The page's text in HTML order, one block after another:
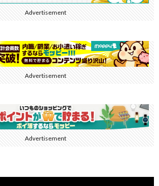
Advertisement
Advertisement
Advertisement